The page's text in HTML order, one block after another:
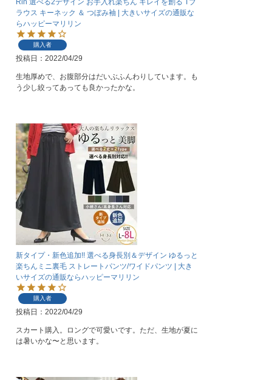
Rin 選べる2デザイン お手入れ楽ちん キレイを創る Tブ
ラウス キーネック ＆ つぼみ袖 | 大きいサイズの通販な
らハッピーマリリン
購入者
投稿日 2022/04/29
生地厚めで、お腹部分はだいぶふんわりしています。も
う少し絞ってあっても良かったかな。
新タイプ・新色追加!! 選べる身長別＆デザイン ゆるっと
楽ちんミニ裏毛 ストレートパンツ/ワイドパンツ | 大き
いサイズの通販ならハッピーマリリン
購入者
投稿日 2022/04/29
スカート購入。ロングで可愛いです。ただ、生地が夏に
は暑いかな〜と思います。